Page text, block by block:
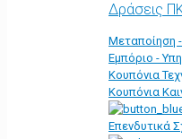
Δράσεις
Μεταποίηση
Εμπόριο -
Κουπόνια
Κουπόνια
Επενδυτικά